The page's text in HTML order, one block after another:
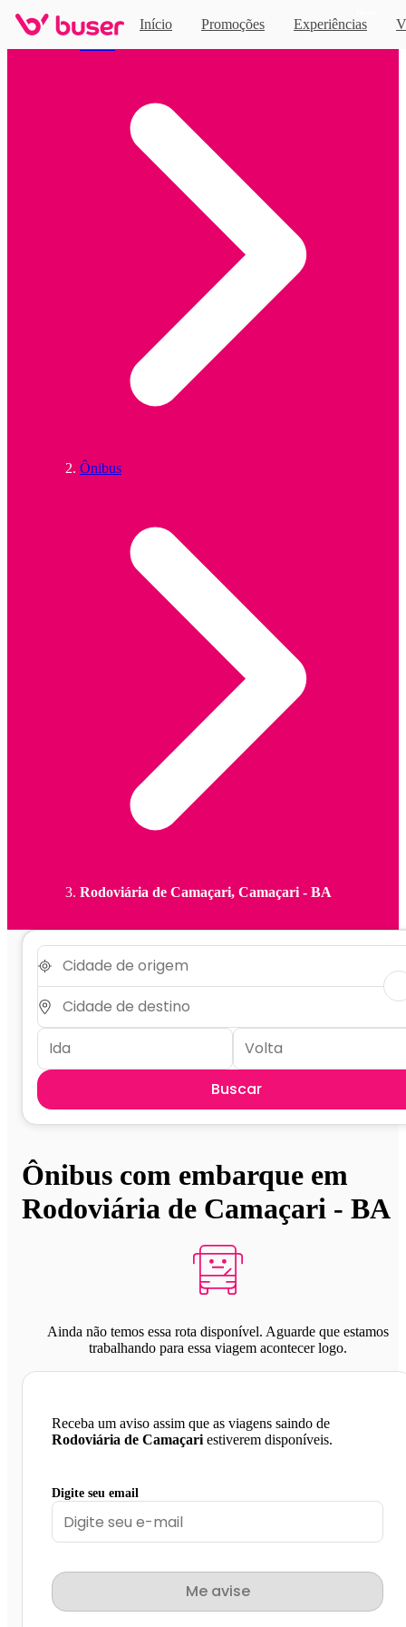
Início Promoções Experiências
Ônibus
Rodoviária de Camaçari, Camaçari - BA
Buscar
Ônibus com embarque em
Rodoviária de Camaçari - BA
Ainda não temos essa rota disponível. Aguarde que estamos
trabalhando para essa viagem acontecer logo.
Receba um aviso assim que as viagens saindo de
Rodoviária de Camaçariestiverem disponíveis.
Digite seu email
Me avise